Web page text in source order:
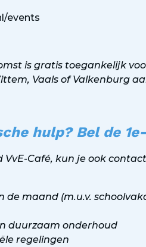
events
is gratis toegankelijk
Vaals of Valkenburg
hulp? Bel de
Café, kun je ook
de maand (m.u.v.
duurzaam onderhoud
regelingen